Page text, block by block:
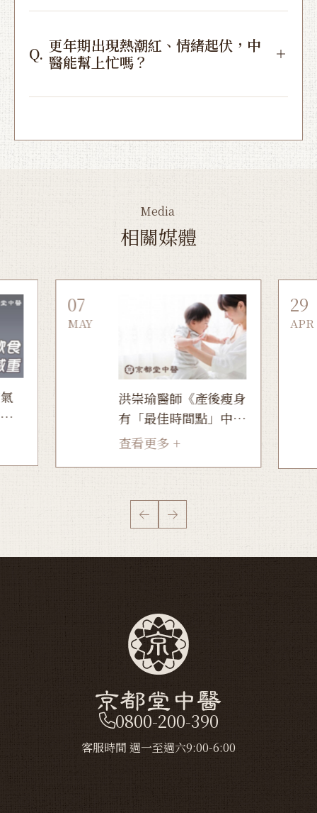
Q. 更年期出現熱潮紅、情緒起伏，中
醫能幫上忙嗎？
相關媒體
Media
07
MAY
洪崇瑜醫師《產後瘦身
有「最佳時間點」中醫
3方法溫和甩肉》
查看更多 +
29
APR
0800-200-390
客服時間 週一至週六9:00-6:00